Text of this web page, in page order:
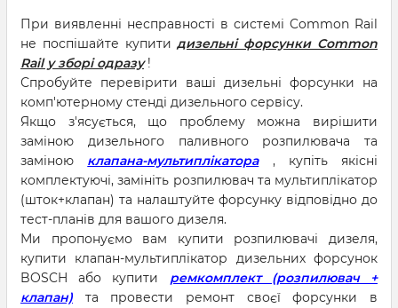
При виявленні несправності в системі Common Rail
не поспішайте купитидизельні форсунки Common
Rail у зборі одразу!
Спробуйте перевірити ваші дизельні форсунки на
комп'ютерному стенді дизельного сервісу.
Якщо з'ясується, що проблему можна вирішити
заміною дизельного паливного розпилювача та
заміною клапана-мультиплікатора, купіть якісні
комплектуючі, замініть розпилювач та мультиплікатор
(шток+клапан) та налаштуйте форсунку відповідно до
тест-планів для вашого дизеля.
Ми пропонуємо вам купити розпилювачі дизеля,
купити клапан-мультиплікатор дизельних форсунок
BOSCH або купити ремкомплект (розпилювач +
клапан) та провести ремонт своєї форсунки в